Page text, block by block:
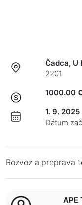
Čadca, U
2201
1000.00 €
1. 9. 2025
Dátum
Rozvoz a preprava
APE